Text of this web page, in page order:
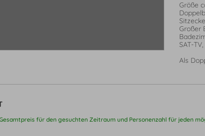
Größe
Großer
SAT-
Als
für den gesuchten Zeitraum und Personenzahl für jeden